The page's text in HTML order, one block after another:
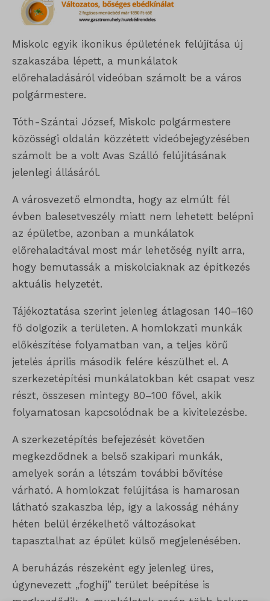
Miskolc egyik ikonikus épületének felújítása új
szakaszába lépett, a munkálatok
előrehaladásáról videóban számolt be a város
polgármestere.
Tóth-Szántai József, Miskolc polgármestere
közösségi oldalán közzétett videóbejegyzésében
számolt be a volt Avas Szálló felújításának
jelenlegi állásáról.
A városvezető elmondta, hogy az elmúlt fél
évben balesetveszély miatt nem lehetett belépni
az épületbe, azonban a munkálatok
előrehaladtával most már lehetőség nyílt arra,
hogy bemutassák a miskolciaknak az építkezés
aktuális helyzetét.
Tájékoztatása szerint jelenleg átlagosan 140–160
fő dolgozik a területen. A homlokzati munkák
előkészítése folyamatban van, a teljes körű
jetelés április második felére készülhet el. A
szerkezetépítési munkálatokban két csapat vesz
részt, összesen mintegy 80–100 fővel, akik
folyamatosan kapcsolódnak be a kivitelezésbe.
A szerkezetépítés befejezését követően
megkezdődnek a belső szakipari munkák,
amelyek során a létszám további bővítése
várható. A homlokzat felújítása is hamarosan
látható szakaszba lép, így a lakosság néhány
héten belül érzékelhető változásokat
tapasztalhat az épület külső megjelenésében.
A beruházás részeként egy jelenleg üres,
úgynevezett „foghíj” terület beépítése is